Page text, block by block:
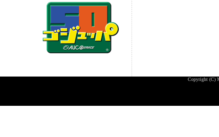
Copyright (C)